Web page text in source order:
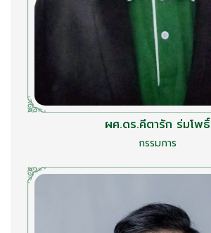
ผศ.ดร.คีตารัก ร่มโพธิ์
กรรมการ